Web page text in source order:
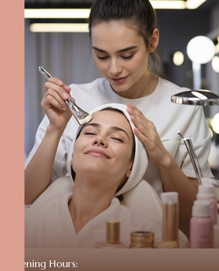
Opening Hours: